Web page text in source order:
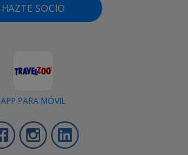
HAZTE SOCIO
APP PARA MÓVIL
FacebookInstagram